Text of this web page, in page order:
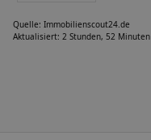
Quelle: Immobilienscout24.de
Aktualisiert: 2 Stunden, 52 Minuten